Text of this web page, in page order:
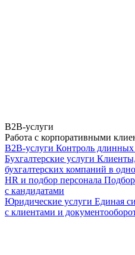
B2B-услуги
Работа с корпоративными
B2B-услуги Контроль
Бухгалтерские услуги
бухгалтерских компаний в
HR и подбор персонала Подбор
с кандидатами
Юридические услуги Единая
с клиентами и